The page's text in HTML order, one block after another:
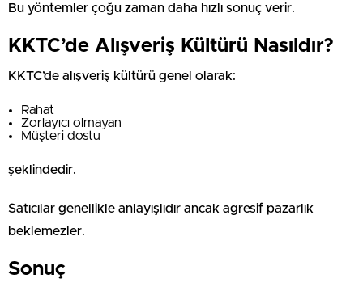
Bu yöntemler çoğu zaman daha hızlı sonuç verir.
KKTC’de Alışveriş Kültürü Nasıldır?
KKTC’de alışveriş kültürü genel olarak:
Rahat
Zorlayıcı olmayan
Müşteri dostu
şeklindedir.
Satıcılar genellikle anlayışlıdır ancak agresif pazarlık
beklemezler.
Sonuç